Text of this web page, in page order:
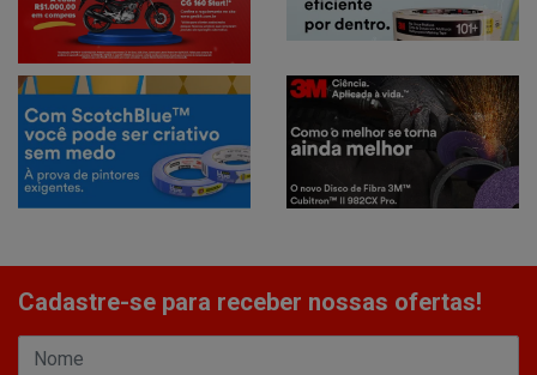
Cadastre-se para receber nossas ofertas!